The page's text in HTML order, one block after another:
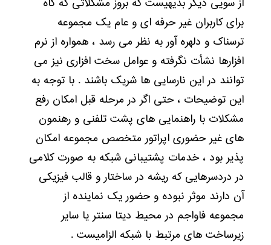
برای کاربران غیر حرفه ای و عام یک مجموعه
ترسناک و دلهره آور به نظر می رسد ، همواره از نرم
افزارها نشأت نگرفته و عوامل سخت افزاری نیز می
توانند در این نارسایی ها شریک باشند . با توجه به
این توضیحات ، حتی اگر در مرحله قبل امکان رفع
مشکلات با راهنمایی های پشت تلفنی و رهنمون
های غیر حضوری اپراتور متخصص مجموعه امکان
پذیر بود ، خدمات پشتیبانی شبکه به صورت کلامی
در دردسرهایی که ریشه در ساختار و قالب فیزیکی
آن دارند موثر نبوده و حضور یک نماینده از
مجموعه فاواجم در محیط دیتا سنتر یا سایر
زیرساخت های مرتبط با شبکه الزامیست .